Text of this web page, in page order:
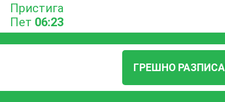
Пристига
Пет 06:23
ГРЕШНО